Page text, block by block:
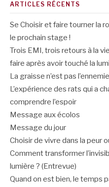
ARTICLES RÉCENTS
Se Choisir et faire tourner la
le prochain stage !
Trois EMI, trois retours à la
faire après avoir touché la
La graisse n’est pas
L’expérience des rats qui a
comprendre l’espoir
Message aux écolos
Message du jour
Choisir de vivre dans la peur
Comment transformer
lumière ? (Entrevue)
Quand on est bien, le temps